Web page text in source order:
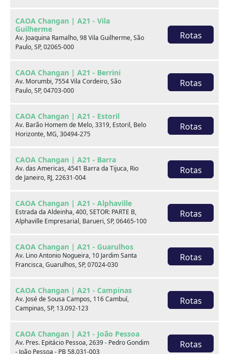
CAOA Changan | A21 - Vila
Guilherme
Av. Joaquina Ramalho, 98 Vila Guilherme, São
Paulo, SP, 02065-000
Rotas
CAOA Changan | A21 - Berrini
Av. Morumbi, 7554 Vila Cordeiro, São
Paulo, SP, 04703-000
Rotas
CAOA Changan | A21 - Estoril
Av. Barão Homem de Melo, 3319, Estoril, Belo
Horizonte, MG, 30494-275
Rotas
CAOA Changan | A21 - Barra
Av. das Americas, 4541 Barra da Tijuca, Rio
de Janeiro, RJ, 22631-004
Rotas
CAOA Changan | A21 - Alphaville
Estrada da Aldeinha, 400, SETOR: PARTE B,
Alphaville Empresarial, Barueri, SP, 06465-100
Rotas
CAOA Changan | A21 - Guarulhos
Av. Lino Antonio Nogueira, 10 Jardim Santa
Francisca, Guarulhos, SP, 07024-030
Rotas
CAOA Changan | A21 - Campinas
Av. José de Sousa Campos, 116 Cambuí,
Campinas, SP, 13.092-123
Rotas
CAOA Changan | A21 - João Pessoa
Av. Pres. Epitácio Pessoa, 2639 - Pedro Gondim
- João Pessoa - PB 58.031-003
Rotas
Seminovos em destaque
xxx
xxx
xxx
xxxxxx/xxxxxx
xxxxxx/xxxxxx